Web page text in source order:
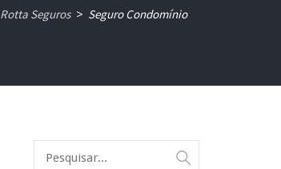
Rotta Seguros > Seguro Condomínio